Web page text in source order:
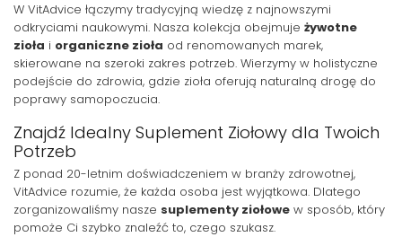
W VitAdvice łączymy tradycyjną wiedzę z najnowszymi
odkryciami naukowymi. Nasza kolekcja obejmuje żywotne
zioła i organiczne zioła od renomowanych marek,
skierowane na szeroki zakres potrzeb. Wierzymy w holistyczne
podejście do zdrowia, gdzie zioła oferują naturalną drogę do
poprawy samopoczucia.
Znajdź Idealny Suplement Ziołowy dla Twoich
Potrzeb
Z ponad 20-letnim doświadczeniem w branży zdrowotnej,
VitAdvice rozumie, że każda osoba jest wyjątkowa. Dlatego
zorganizowaliśmy nasze suplementy ziołowe w sposób, który
pomoże Ci szybko znaleźć to, czego szukasz.